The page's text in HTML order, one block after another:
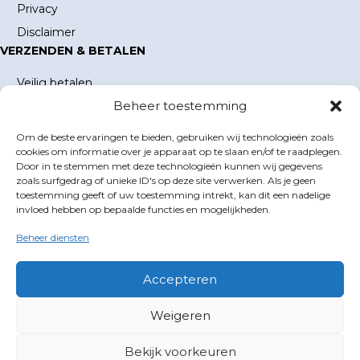
Beheer toestemming
Om de beste ervaringen te bieden, gebruiken wij technologieën zoals
cookies om informatie over je apparaat op te slaan en/of te raadplegen.
Door in te stemmen met deze technologieën kunnen wij gegevens
zoals surfgedrag of unieke ID's op deze site verwerken. Als je geen
toestemming geeft of uw toestemming intrekt, kan dit een nadelige
invloed hebben op bepaalde functies en mogelijkheden.
Beheer diensten
Accepteren
Weigeren
Bekijk voorkeuren
Privacy
Disclaimer
VERZENDEN & BETALEN
Veilig betalen
Verzending en verzendkosten
MIJN ACCOUNT
Mijn account
Winkelwagen
GOLFBOEKEN.NL
E-mail
Volg ons